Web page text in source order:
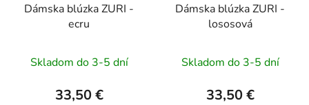
Dámska blúzka ZURI -
ecru
Skladom do 3-5 dní
33,50 €
Dámska blúzka ZURI -
lososová
Skladom do 3-5 dní
33,50 €